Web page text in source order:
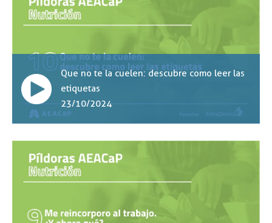
Que no te la cuelen: descubre como leer las
etiquetas
23/10/2024